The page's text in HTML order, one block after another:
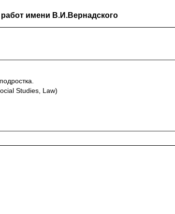
имени В.И.Вернадского
Studies, Law)